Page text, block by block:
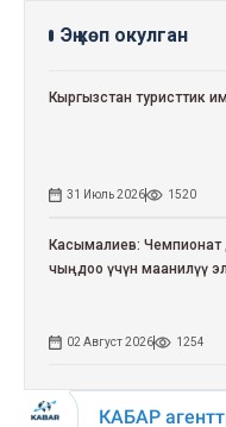
Эң көп окулган
Кыргызстан туристтик
31 Июль 2026 1520
Касымалиев:
чыңдоо үчүн маанилүү
02 Август 2026 1254